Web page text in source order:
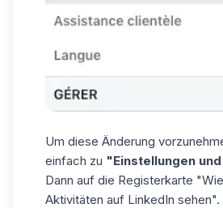
Um diese Änderung
einfach zu "Einstellungen
Dann auf die Registerkarte
Aktivitäten auf LinkedIn sehen".